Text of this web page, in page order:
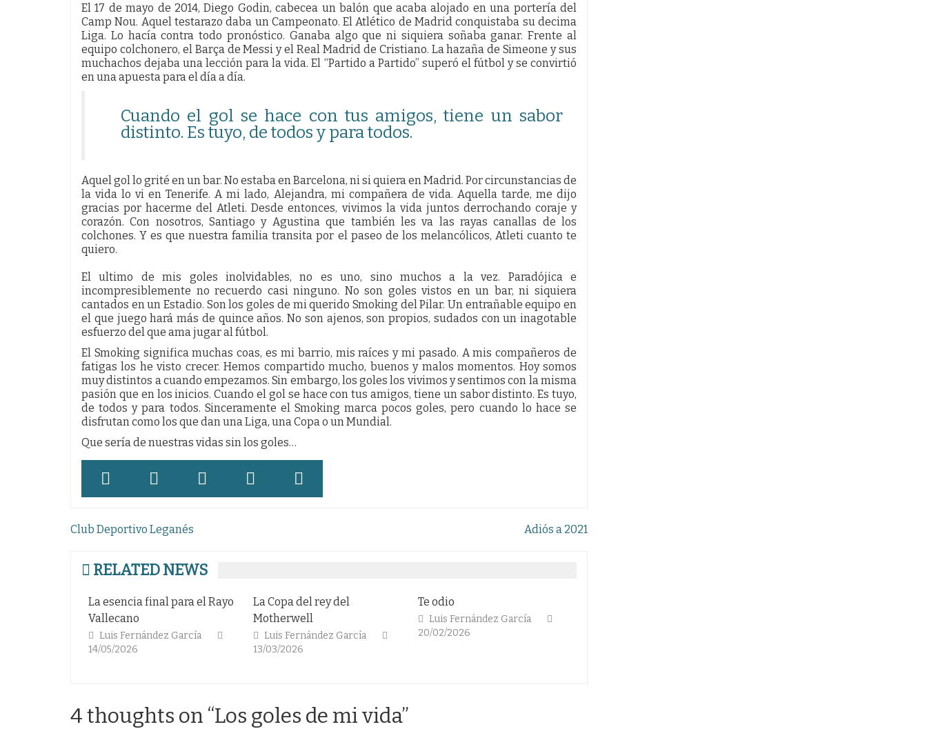
El 17 de mayo de 2014, Diego Godin, cabecea un balón que acaba alojado en una portería del
Camp Nou. Aquel testarazo daba un Campeonato. El Atlético de Madrid conquistaba su decima
Liga. Lo hacía contra todo pronóstico. Ganaba algo que ni siquiera soñaba ganar. Frente al
equipo colchonero, el Barça de Messi y el Real Madrid de Cristiano. La hazaña de Simeone y sus
muchachos dejaba una lección para la vida. El “Partido a Partido” superó el fútbol y se convirtió
en una apuesta para el día a día.
Cuando el gol se hace con tus amigos, tiene un sabor
distinto. Es tuyo, de todos y para todos.
Aquel gol lo grité en un bar. No estaba en Barcelona, ni si quiera en Madrid. Por circunstancias de
la vida lo vi en Tenerife. A mi lado, Alejandra, mi compañera de vida. Aquella tarde, me dijo
gracias por hacerme del Atleti. Desde entonces, vivimos la vida juntos derrochando coraje y
corazón. Con nosotros, Santiago y Agustina que también les va las rayas canallas de los
colchones. Y es que nuestra familia transita por el paseo de los melancólicos, Atleti cuanto te
quiero.
El ultimo de mis goles inolvidables, no es uno, sino muchos a la vez. Paradójica e
incompresiblemente no recuerdo casi ninguno. No son goles vistos en un bar, ni siquiera
cantados en un Estadio. Son los goles de mi querido Smoking del Pilar. Un entrañable equipo en
el que juego hará más de quince años. No son ajenos, son propios, sudados con un inagotable
esfuerzo del que ama jugar al fútbol.
El Smoking significa muchas coas, es mi barrio, mis raíces y mi pasado. A mis compañeros de
fatigas los he visto crecer. Hemos compartido mucho, buenos y malos momentos. Hoy somos
muy distintos a cuando empezamos. Sin embargo, los goles los vivimos y sentimos con la misma
pasión que en los inicios. Cuando el gol se hace con tus amigos, tiene un sabor distinto. Es tuyo,
de todos y para todos. Sinceramente el Smoking marca pocos goles, pero cuando lo hace se
disfrutan como los que dan una Liga, una Copa o un Mundial.
Que sería de nuestras vidas sin los goles…
Navegación
entradas
Club Deportivo Leganés Adiós a 2021
RELATED NEWS
final para el Rayo
Fernández García
La Copa del rey del
Luis Fernández García
Te odio
Luis Fernández García
20/02/2026
Colaboradores
4 thoughts on “Los goles de mi vida”